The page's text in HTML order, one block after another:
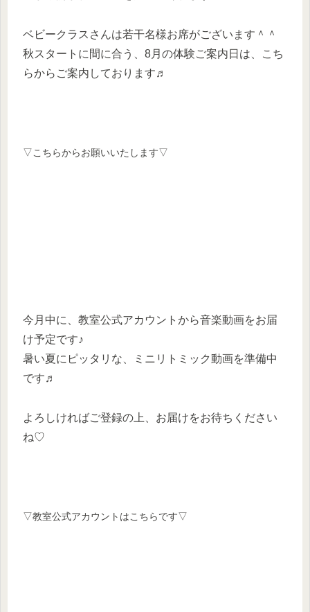
ベビークラスさんは若干名様お席がございます＾＾
秋スタートに間に合う、8月の体験ご案内日は、こち
らからご案内しております♬
▽こちらからお願いいたします▽
今月中に、教室公式アカウントから音楽動画をお届
け予定です♪
暑い夏にピッタリな、ミニリトミック動画を準備中
です♬
よろしければご登録の上、お届けをお待ちください
ね♡
▽教室公式アカウントはこちらです▽